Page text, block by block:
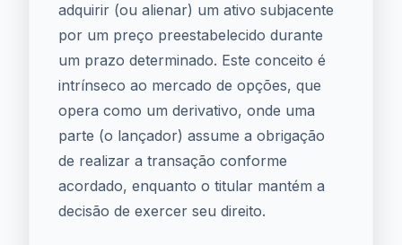
adquirir (ou alienar) um ativo subjacente
por um preço preestabelecido durante
um prazo determinado. Este conceito é
intrínseco ao mercado de opções, que
opera como um derivativo, onde uma
parte (o lançador) assume a obrigação
de realizar a transação conforme
acordado, enquanto o titular mantém a
decisão de exercer seu direito.